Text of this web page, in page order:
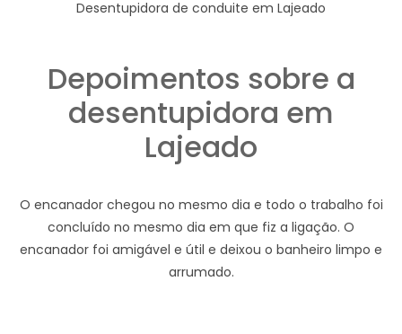
Desentupidora de conduite em Lajeado
Depoimentos sobre a
desentupidora em
Lajeado
O encanador chegou no mesmo dia e todo o trabalho foi
concluído no mesmo dia em que fiz a ligação. O
encanador foi amigável e útil e deixou o banheiro limpo e
arrumado.